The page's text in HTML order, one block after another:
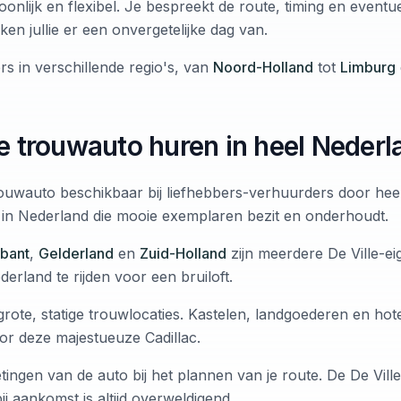
en flexibel. Je bespreekt de route, timing en
jullie er een onvergetelijke dag van.
in verschillende regio's, van Noord-Holland tot Limburg
trouwauto huren in heel
beschikbaar bij liefhebbers-verhuurders door
Nederland die mooie exemplaren bezit en onderhoudt.
, Gelderland en Zuid-Holland zijn meerdere De Ville-
te rijden voor een bruiloft.
statige trouwlocaties. Kastelen, landgoederen en
deze majestueuze Cadillac.
van de auto bij het plannen van je route. De De